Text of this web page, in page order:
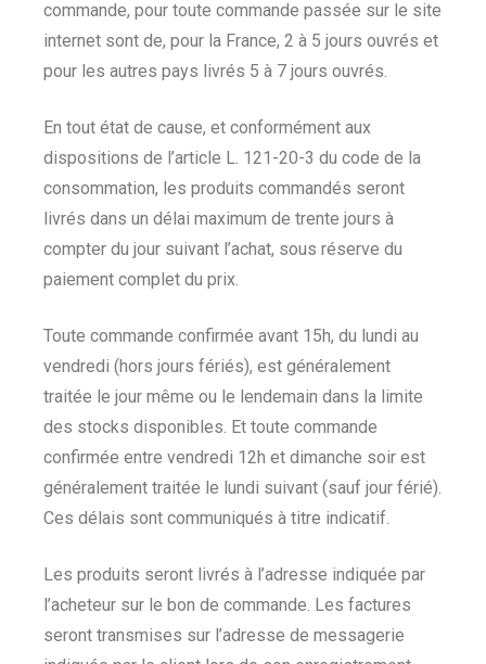
commande, pour toute commande passée sur le site
internet sont de, pour la France, 2 à 5 jours ouvrés et
pour les autres pays livrés 5 à 7 jours ouvrés.
En tout état de cause, et conformément aux
dispositions de l’article L. 121-20-3 du code de la
consommation, les produits commandés seront
livrés dans un délai maximum de trente jours à
compter du jour suivant l’achat, sous réserve du
paiement complet du prix.
Toute commande confirmée avant 15h, du lundi au
vendredi (hors jours fériés), est généralement
traitée le jour même ou le lendemain dans la limite
des stocks disponibles. Et toute commande
confirmée entre vendredi 12h et dimanche soir est
généralement traitée le lundi suivant (sauf jour férié).
Ces délais sont communiqués à titre indicatif.
Les produits seront livrés à l’adresse indiquée par
l’acheteur sur le bon de commande. Les factures
seront transmises sur l’adresse de messagerie